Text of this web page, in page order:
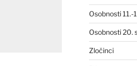
Osobnosti 11.-
Osobnosti 20.
Zločinci